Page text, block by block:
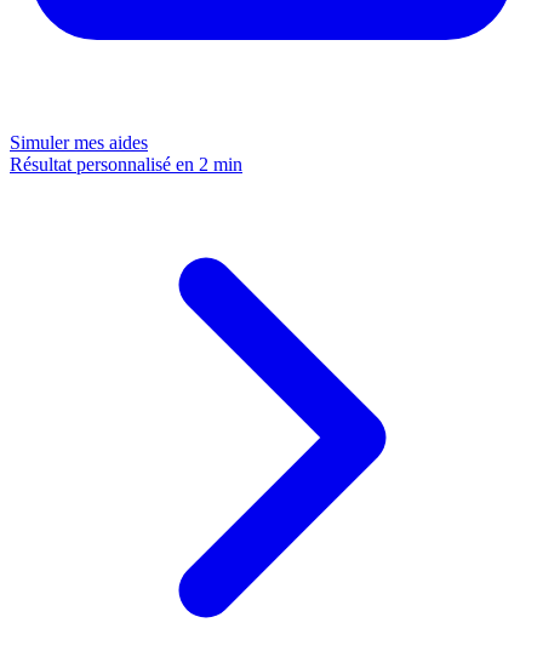
Simuler mes aides
Résultat personnalisé en 2 min